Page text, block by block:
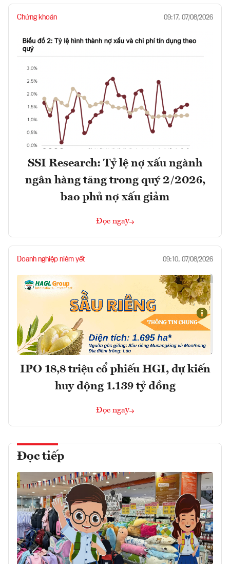
Chứng khoán 09:17, 07/08/2026
SSI Research: Tỷ lệ nợ xấu ngành
ngân hàng tăng trong quý 2/2026,
bao phủ nợ xấu giảm
Đọc ngay
Doanh nghiệp niêm yết 09:10, 07/08/2026
IPO 18,8 triệu cổ phiếu HGI, dự kiến
huy động 1.139 tỷ đồng
Đọc ngay
Đọc tiếp